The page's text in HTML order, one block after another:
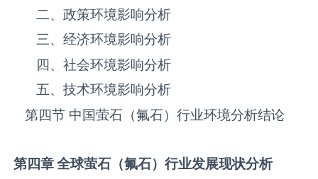
二、政策环境影响分析
三、‌‌‌经济环境影响分析
四、社会环境影响分析
五、技术环境影响分析
第四节 中国‌‌‌‌‌‌‌萤石（氟石）‌‌‌‌‌‌‌‌‌‌‌‌‌‌‌‌‌‌‌行业环境分析结论
第四章 全球萤石（氟石）行业发展现状分析